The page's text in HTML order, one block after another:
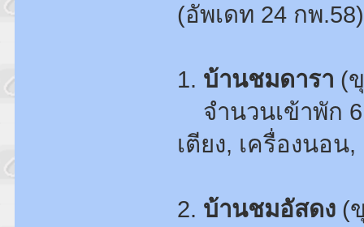
(อัพเดท 24 กพ.58)
1. บ้านชมดารา (
จำนวนเข้าพัก
เตียง, เครื่องนอน
2. บ้านชมอัสดง(